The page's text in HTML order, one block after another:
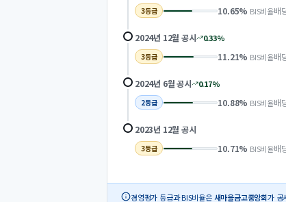
3등급 10.65% BIS비율배
2024년 12월 공시 0.33%
3등급 11.21% BIS비율배
2024년 6월공시 0.17%
2등급 10.88% BIS비율배
2023년 12월 공시
3등급 10.71% BIS비율배
경영평가 등급과 BIS비율은 새마을금고중앙회가 공